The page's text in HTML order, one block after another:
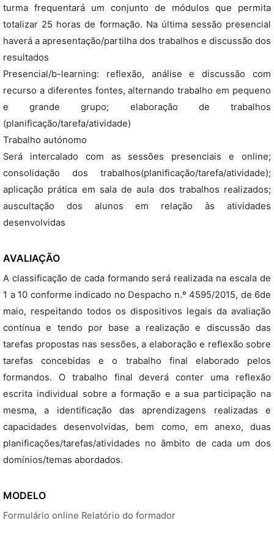
turma frequentará um conjunto de módulos que permita
totalizar 25 horas de formação. Na última sessão presencial
haverá a apresentação/partilha dos trabalhos e discussão dos
resultados
Presencial/b-learning: reflexão, análise e discussão com
recurso a diferentes fontes, alternando trabalho em pequeno
e grande grupo; elaboração de trabalhos
(planificação/tarefa/atividade)
Trabalho autónomo
Será intercalado com as sessões presenciais e online;
consolidação dos trabalhos(planificação/tarefa/atividade);
aplicação prática em sala de aula dos trabalhos realizados;
auscultação dos alunos em relação às atividades
desenvolvidas
AVALIAÇÃO
A classificação de cada formando será realizada na escala de
1 a 10 conforme indicado no Despacho n.º 4595/2015, de 6de
maio, respeitando todos os dispositivos legais da avaliação
contínua e tendo por base a realização e discussão das
tarefas propostas nas sessões, a elaboração e reflexão sobre
tarefas concebidas e o trabalho final elaborado pelos
formandos. O trabalho final deverá conter uma reflexão
escrita individual sobre a formação e a sua participação na
mesma, a identificação das aprendizagens realizadas e
capacidades desenvolvidas, bem como, em anexo, duas
planificações/tarefas/atividades no âmbito de cada um dos
domínios/temas abordados.
MODELO
Formulário online Relatório do formador